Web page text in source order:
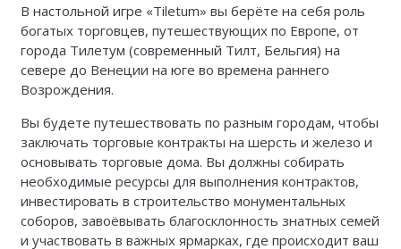
В настольной игре «Tiletum» вы берёте на себя роль
богатых торговцев, путешествующих по Европе, от
города Тилетум (современный Тилт, Бельгия) на
севере до Венеции на юге во времена раннего
Возрождения.
Вы будете путешествовать по разным городам, чтобы
заключать торговые контракты на шерсть и железо и
основывать торговые дома. Вы должны собирать
необходимые ресурсы для выполнения контрактов,
инвестировать в строительство монументальных
соборов, завоёвывать благосклонность знатных семей
и участвовать в важных ярмарках, где происходит ваш